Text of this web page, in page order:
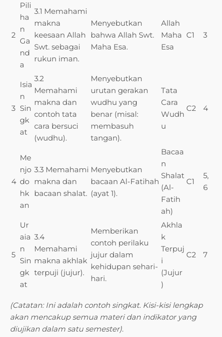
2
Pili
ha
n
Ga
nd
a
3.1 Memahami
makna
keesaan Allah
Swt. sebagai
rukun iman.
Menyebutkan
bahwa Allah Swt.
Maha Esa.
Allah
Maha
Esa
C1 3
3
Isia
n
Sin
gk
at
3.2
Memahami
makna dan
contoh tata
cara bersuci
(wudhu).
Menyebutkan
urutan gerakan
wudhu yang
benar (misal:
membasuh
tangan).
Tata
Cara
Wudh
u
C2 4
4
Me
njo
do
hk
an
3.3 Memahami
makna dan
bacaan shalat.
Menyebutkan
bacaan Al-Fatihah
(ayat 1).
Bacaa
n
Shalat
(Al-
Fatih
ah)
C1
5,
6
5
Ur
aia
n
Sin
gk
at
3.4
Memahami
makna akhlak
terpuji (jujur).
Memberikan
contoh perilaku
jujur dalam
kehidupan sehari-
hari.
Akhla
k
Terpuj
i
(Jujur
)
C2 7
(Catatan: Ini adalah contoh singkat. Kisi-kisi lengkap
akan mencakup semua materi dan indikator yang
diujikan dalam satu semester).